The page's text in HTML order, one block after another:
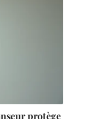
protège